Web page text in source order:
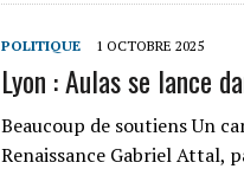
POLITIQUE 1 OCTOBRE 2025
Lyon : Aulas se lance
Beaucoup de soutiens Un
Renaissance Gabriel Attal,